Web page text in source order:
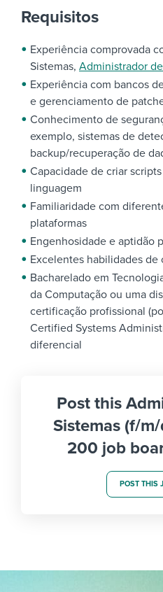
Requisitos
Experiência comprovada
Sistemas, Administrador
Experiência com bancos
e gerenciamento de
Conhecimento de
exemplo, sistemas de
backup/recuperação de
Capacidade de criar
linguagem
Familiaridade com
plataformas
Engenhosidade e aptidão
Excelentes habilidades de
Bacharelado em
da Computação ou uma
certificação profissional
Certified Systems
diferencial
Post this
Sistemas (f/
200 job
POST THIS